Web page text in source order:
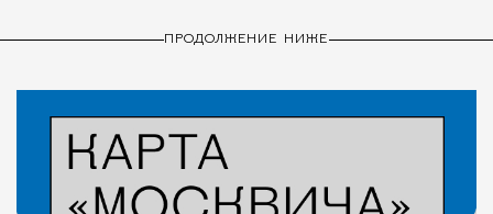
ПРОДОЛЖЕНИЕ НИЖЕ